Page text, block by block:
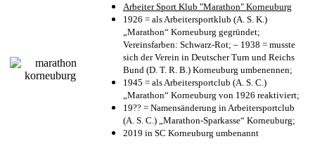
Arbeiter Sport Klub "Marathon" Korneuburg
1926 = als Arbeitersportklub (A. S. K.)
„Marathon“ Korneuburg gegründet;
Vereinsfarben: Schwarz-Rot; – 1938 = musste
sich der Verein in Deutscher Turn und Reichs
Bund (D. T. R. B.) Korneuburg umbenennen;
1945 = als Arbeitersportclub (A. S. C.)
„Marathon“ Korneuburg von 1926 reaktiviert;
19?? = Namensänderung in Arbeitersportclub
(A. S. C.) „Marathon-Sparkasse“ Korneuburg;
2019 in SC Korneuburg umbenannt